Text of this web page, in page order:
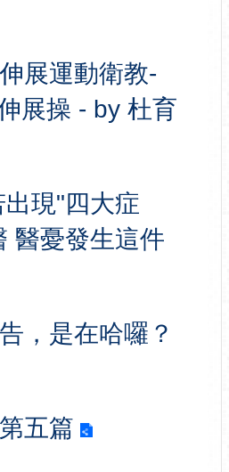
展運動衛教-
展操 - by 杜育
現"四大症
醫憂發生這件
，是在哈囉？
五篇